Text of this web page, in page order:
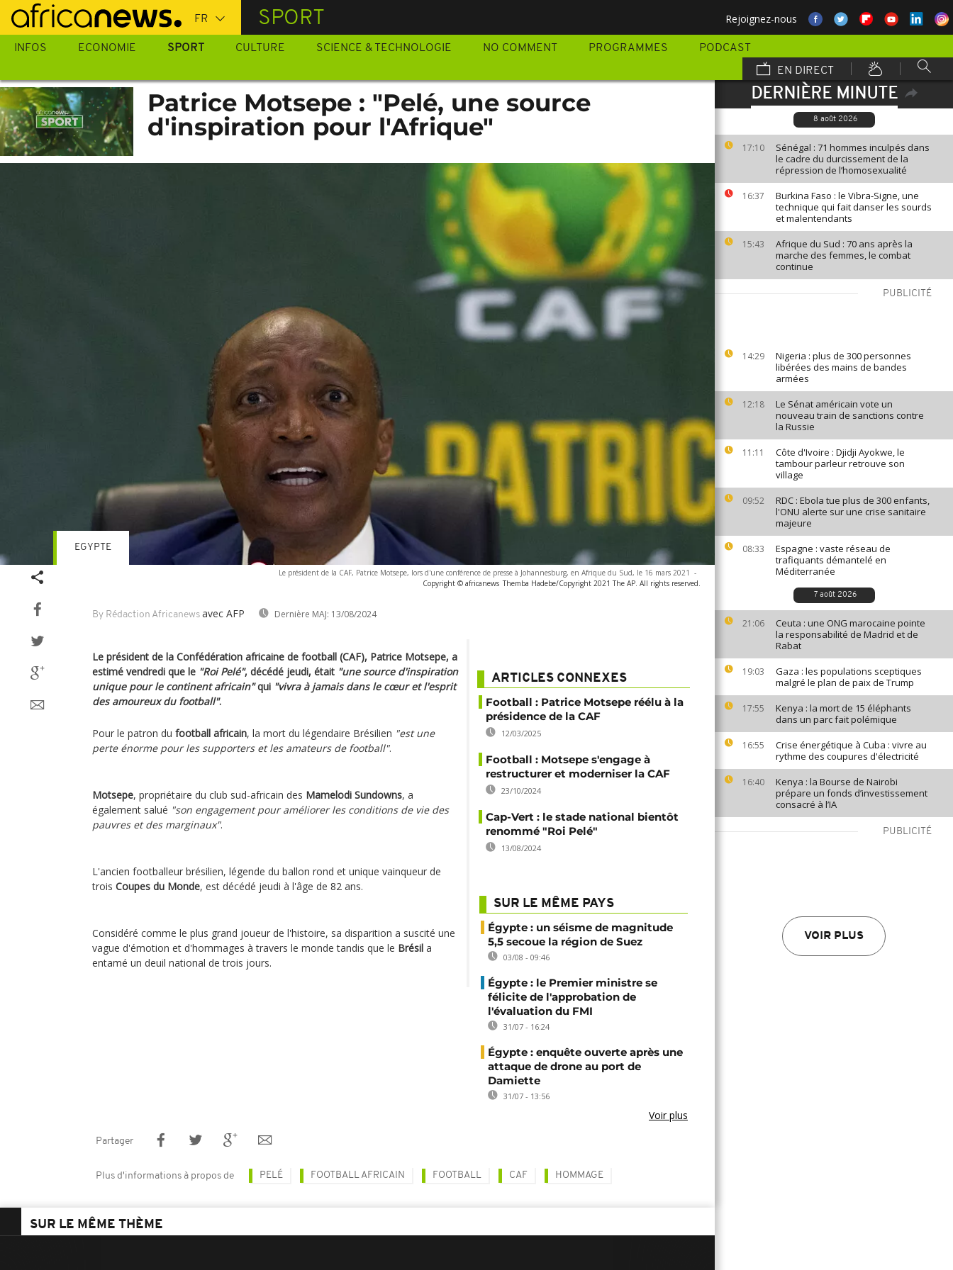
Passer
au
contenu
SPORT Rejoignez-nous
INFOS ECONOMIE SPORT CULTURE SCIENCE & TECHNOLOGIE NO COMMENT PROGRAMMES
PODCAST
EN DIRECT
DERNIÈRE MINUTE
8 août 2026
17:10
Sénégal : 71 hommes inculpés dans
le cadre du durcissement de la
répression de l’homosexualité
16:37
Burkina Faso : le Vibra-Signe, une
technique qui fait danser les sourds
et malentendants
15:43
Afrique du Sud : 70 ans après la
marche des femmes, le combat
continue
PUBLICITÉ
14:29
Nigeria : plus de 300 personnes
libérées des mains de bandes
armées
12:18
Le Sénat américain vote un
nouveau train de sanctions contre
la Russie
11:11
Côte d'Ivoire : Djidji Ayokwe, le
tambour parleur retrouve son
village
09:52
RDC : Ebola tue plus de 300 enfants,
l'ONU alerte sur une crise sanitaire
majeure
08:33
Espagne : vaste réseau de
trafiquants démantelé en
Méditerranée
7 août 2026
21:06
Ceuta : une ONG marocaine pointe
la responsabilité de Madrid et de
Rabat
19:03
Gaza : les populations sceptiques
malgré le plan de paix de Trump
17:55
Kenya : la mort de 15 éléphants
dans un parc fait polémique
16:55
Crise énergétique à Cuba : vivre au
rythme des coupures d'électricité
16:40
Kenya : la Bourse de Nairobi
prépare un fonds d’investissement
consacré à l’IA
PUBLICITÉ
VOIR PLUS
Patrice Motsepe : "Pelé, une source
d'inspiration pour l'Afrique"
Le président de la CAF, Patrice Motsepe, lors d'une conférence de presse à Johannesburg, en Afrique du Sud, le 16 mars 2021 -
Copyright © africanews Themba Hadebe/Copyright 2021 The AP. All rights reserved.
By Rédaction Africanews avec AFP Dernière MAJ: 13/08/2024
EGYPTE
Le président de la Confédération africaine de football (CAF), Patrice Motsepe, a
estimé vendredi que le "Roi Pelé", décédé jeudi, était "une source d'inspiration
unique pour le continent africain"qui "vivra à jamais dans le cœur et l'esprit
des amoureux du football".
Pour le patron du football africain, la mort du légendaire Brésilien "est une
perte énorme pour les supporters et les amateurs de football".
Motsepe, propriétaire du club sud-africain des Mamelodi Sundowns, a
également salué "son engagement pour améliorer les conditions de vie des
pauvres et des marginaux".
L'ancien footballeur brésilien, légende du ballon rond et unique vainqueur de
trois Coupes du Monde, est décédé jeudi à l'âge de 82 ans.
Considéré comme le plus grand joueur de l'histoire, sa disparition a suscité une
vague d'émotion et d'hommages à travers le monde tandis que le Brésil a
entamé un deuil national de trois jours.
ARTICLES CONNEXES
Football : Patrice Motsepe réélu à la
présidence de la CAF
12/03/2025
Football : Motsepe s'engage à
restructurer et moderniser la CAF
23/10/2024
Cap-Vert : le stade national bientôt
renommé "Roi Pelé"
13/08/2024
SUR LE MÊME PAYS
Égypte : un séisme de magnitude
5,5 secoue la région de Suez
03/08 - 09:46
Égypte : le Premier ministre se
félicite de l'approbation de
l'évaluation du FMI
31/07 - 16:24
Égypte : enquête ouverte après une
attaque de drone au port de
Damiette
31/07 - 13:56
Voir plus
Partager
Plus d'informations à propos de PELÉ FOOTBALL AFRICAIN FOOTBALL CAF HOMMAGE
SUR LE MÊME THÈME